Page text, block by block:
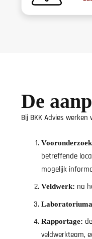
De
Bij BKK Advies
betreffende
mogelijk
Veldwerk: na
Rapportage:
veldwerkteam,